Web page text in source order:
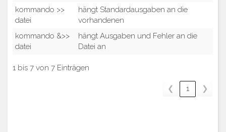
kommando >>
datei
hängt Standardausgaben an die
vorhandenen
kommando &>>
datei
hängt Ausgaben und Fehler an die
Datei an
1 bis 7 von 7 Einträgen
❮ 1 ❯